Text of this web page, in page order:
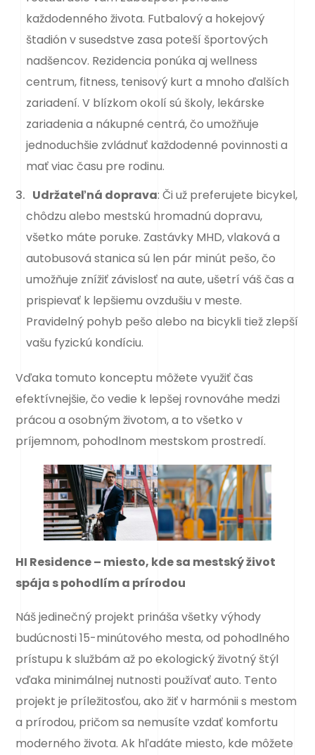
každodenného života. Futbalový a hokejový
štadión v susedstve zasa poteší športových
nadšencov. Rezidencia ponúka aj wellness
centrum, fitness, tenisový kurt a mnoho ďalších
zariadení. V blízkom okolí sú školy, lekárske
zariadenia a nákupné centrá, čo umožňuje
jednoduchšie zvládnuť každodenné povinnosti a
mať viac času pre rodinu.
Udržateľná doprava: Či už preferujete bicykel,
chôdzu alebo mestskú hromadnú dopravu,
všetko máte poruke. Zastávky MHD, vlaková a
autobusová stanica sú len pár minút pešo, čo
umožňuje znížiť závislosť na aute, ušetrí váš čas a
prispievať k lepšiemu ovzdušiu v meste.
Pravidelný pohyb pešo alebo na bicykli tiež zlepší
vašu fyzickú kondíciu.
Vďaka tomuto konceptu môžete využiť čas
efektívnejšie, čo vedie k lepšej rovnováhe medzi
prácou a osobným životom, a to všetko v
príjemnom, pohodlnom mestskom prostredí.
HI Residence – miesto, kde sa mestský život
spája s pohodlím a prírodou
Náš jedinečný projekt prináša všetky výhody
budúcnosti 15-minútového mesta, od pohodlného
prístupu k službám až po ekologický životný štýl
vďaka minimálnej nutnosti používať auto. Tento
projekt je príležitosťou, ako žiť v harmónii s mestom
a prírodou, pričom sa nemusíte vzdať komfortu
moderného života. Ak hľadáte miesto, kde môžete